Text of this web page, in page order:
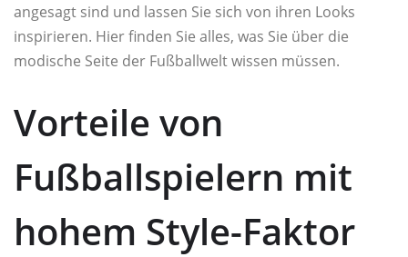
angesagt sind und lassen Sie sich von ihren Looks
inspirieren. Hier finden Sie alles, was Sie über die
modische Seite der Fußballwelt wissen müssen.
Vorteile von
Fußballspielern mit
hohem Style-Faktor